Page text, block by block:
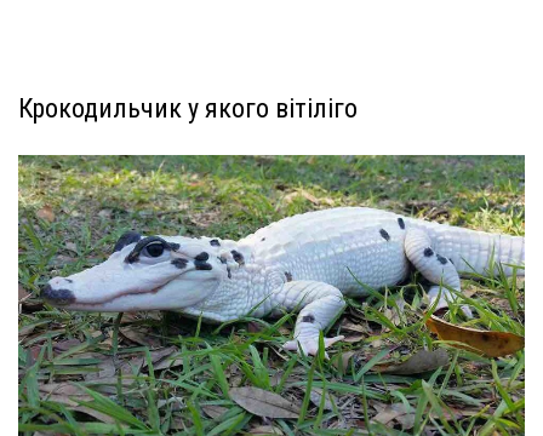
Крокодильчик у якого вітіліго